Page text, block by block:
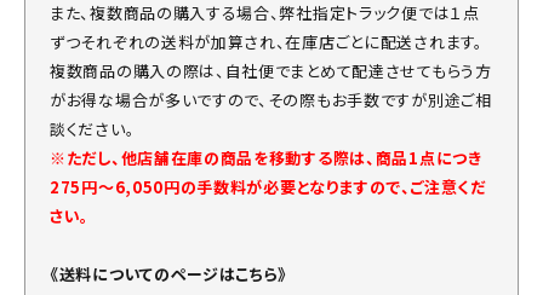
また、複数商品の購入する場合、弊社指定トラック便では１点
ずつそれぞれの送料が加算され、在庫店ごとに配送されます。
複数商品の購入の際は、自社便でまとめて配達させてもらう方
がお得な場合が多いですので、その際もお手数ですが別途ご相
談ください。
※ただし、他店舗在庫の商品を移動する際は、商品1点につき
275円～6,050円の手数料が必要となりますので、ご注意くだ
さい。
《送料についてのページはこちら》